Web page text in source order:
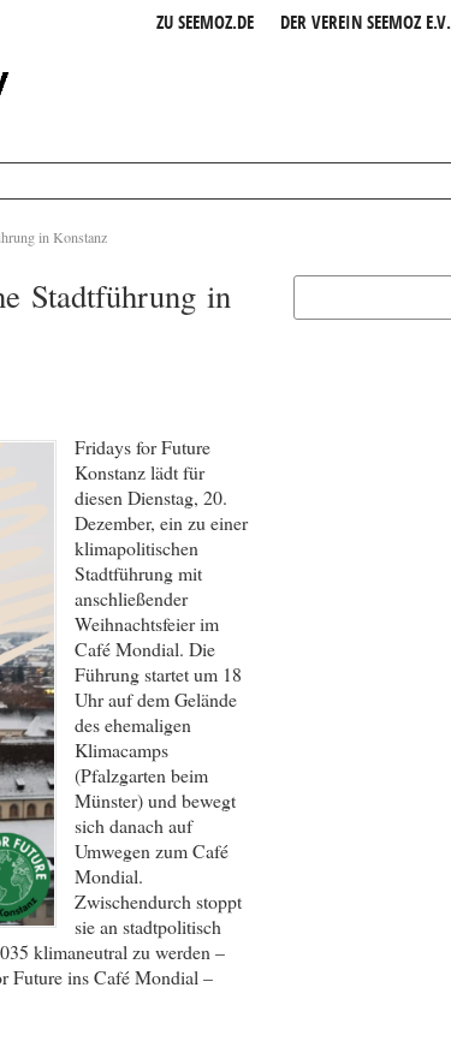
ZU SEEMOZ.DE DER VEREIN SEEMOZ E.V.
in Konstanz
Stadtführung in
Fridays for Future
Konstanz lädt für
diesen Dienstag, 20.
Dezember, ein zu einer
klimapolitischen
Stadtführung mit
anschließender
Weihnachtsfeier im
Café Mondial. Die
Führung startet um 18
Uhr auf dem Gelände
des ehemaligen
Klimacamps
(Pfalzgarten beim
Münster) und bewegt
sich danach auf
Umwegen zum Café
Mondial.
Zwischendurch stoppt
sie an stadtpolitisch
klimaneutral zu werden –
Future ins Café Mondial –